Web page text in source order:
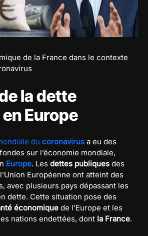
de la France dans le contexte
la dette
Europe
du coronavirus a eu des
sur l’économie mondiale,
Europe. Les dettes publiques des
Européenne ont atteint des
avec plusieurs pays dépassant les
dette. Cette situation pose des
économique de l’Europe et les
nations endettées, dont la France.